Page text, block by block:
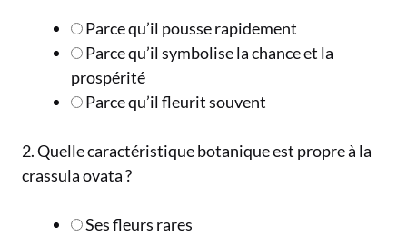
Parce qu’il pousse rapidement
Parce qu’il symbolise la chance et la
prospérité
Parce qu’il fleurit souvent
2. Quelle caractéristique botanique est propre à la
crassula ovata ?
Ses fleurs rares